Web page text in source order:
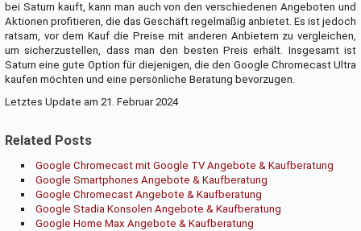
bei Saturn kauft, kann man auch von den verschiedenen Angeboten und
Aktionen profitieren, die das Geschäft regelmäßig anbietet. Es ist jedoch
ratsam, vor dem Kauf die Preise mit anderen Anbietern zu vergleichen,
um sicherzustellen, dass man den besten Preis erhält. Insgesamt ist
Saturn eine gute Option für diejenigen, die den Google Chromecast Ultra
kaufen möchten und eine persönliche Beratung bevorzugen.
Letztes Update am 21. Februar 2024
Related Posts
Google Chromecast mit Google TV Angebote & Kaufberatung
Google Smartphones Angebote & Kaufberatung
Google Chromecast Angebote & Kaufberatung
Google Stadia Konsolen Angebote & Kaufberatung
Google Home Max Angebote & Kaufberatung